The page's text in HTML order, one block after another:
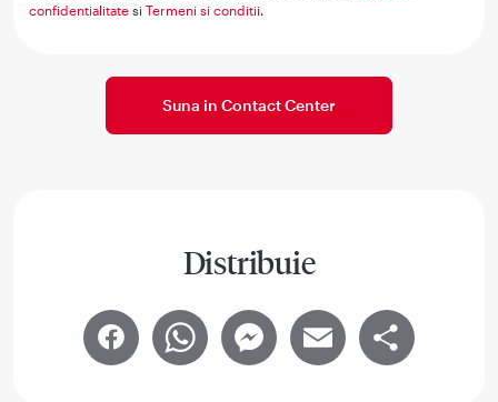
confidentialitate siTermeni si conditii.
Suna in Contact Center
Distribuie